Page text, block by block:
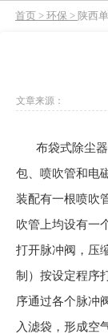
首页 > 环保 > 陕西
文章来源：
布袋式除尘
包、喷吹管和电
装配有一根喷吹
吹管上均设有一
打开脉冲阀，压
制）按设定程序
序通过各个脉冲
入滤袋，形成空